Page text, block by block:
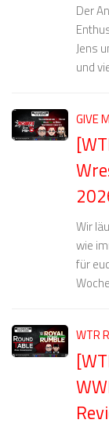
Der
Jens
und
GIVE
Wir
wie
für
WTR